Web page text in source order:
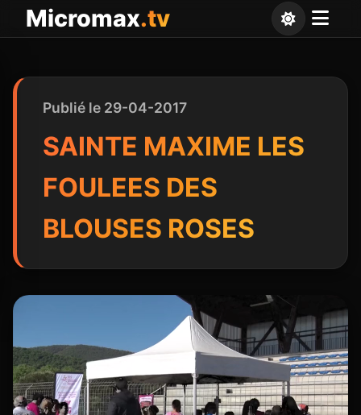
Micromax.tv
Publié le 29-04-2017
SAINTE MAXIME LES
FOULEES DES
BLOUSES ROSES
Panneau de gestion des cookies